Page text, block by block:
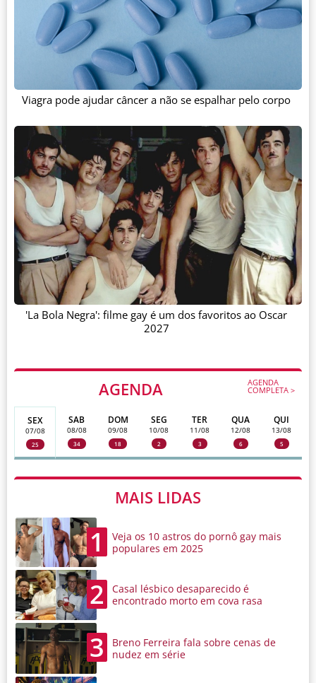
AGENDA AGENDA
COMPLETA >
SEX
07/08
25
SAB
08/08
34
DOM
09/08
18
SEG
10/08
2
TER
11/08
3
QUA
12/08
6
QUI
13/08
5
MAIS LIDAS
1
Veja os 10 astros do pornô gay mais
populares em 2025
2
Casal lésbico desaparecido é
encontrado morto em cova rasa
3
Breno Ferreira fala sobre cenas de
nudez em série
Viagra pode ajudar câncer a não se espalhar pelo corpo
'La Bola Negra': filme gay é um dos favoritos ao Oscar
2027